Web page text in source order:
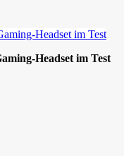
Headset im Test